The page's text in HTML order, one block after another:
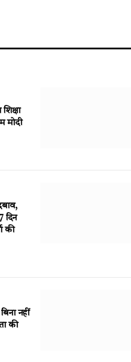
मोदी
दिन
की
नहीं
की